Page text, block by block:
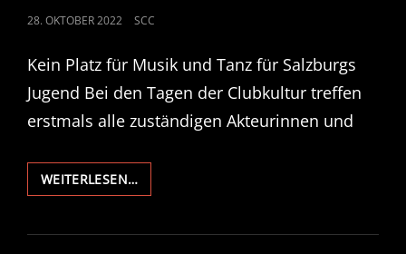
POSTED
28. OKTOBER 2022 SCC
Kein Platz für Musik und Tanz für Salzburgs
Jugend Bei den Tagen der Clubkultur treffen
erstmals alle zuständigen Akteurinnen und
WEITERLESEN…ORF
BEITRAG
DEN